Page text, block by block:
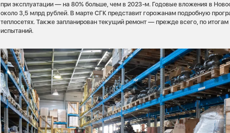
при эксплуатации — на 80% больше, чем в 2023-м. Годовые вложения в
около 3,5 млрд рублей. В марте СГК представит горожанам подробную
теплосетях. Также запланирован текущий ремонт — прежде всего, по итогам
испытаний.